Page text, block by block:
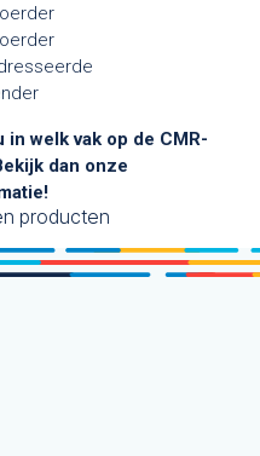
welk vak op de CMR-
dan onze
producten